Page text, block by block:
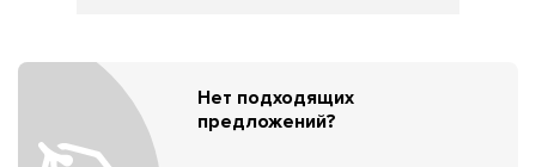
Нет подходящих
предложений?